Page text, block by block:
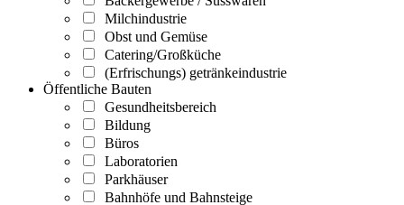
Milchindustrie
Obst und Gemüse
Catering/Großküche
(Erfrischungs) getränkeindustrie
Öffentliche Bauten
Gesundheitsbereich
Bildung
Büros
Laboratorien
Parkhäuser
Bahnhöfe und Bahnsteige